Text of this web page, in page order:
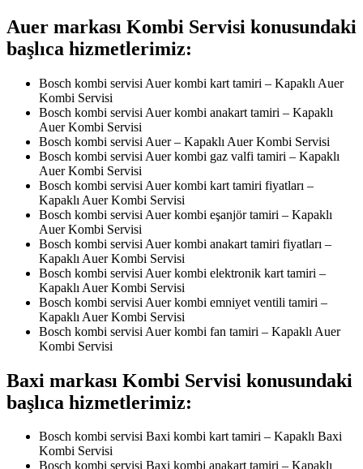
Auer markası Kombi Servisi konusundaki
başlıca hizmetlerimiz:
Bosch kombi servisi Auer kombi kart tamiri – Kapaklı Auer
Kombi Servisi
Bosch kombi servisi Auer kombi anakart tamiri – Kapaklı
Auer Kombi Servisi
Bosch kombi servisi Auer – Kapaklı Auer Kombi Servisi
Bosch kombi servisi Auer kombi gaz valfi tamiri – Kapaklı
Auer Kombi Servisi
Bosch kombi servisi Auer kombi kart tamiri fiyatları –
Kapaklı Auer Kombi Servisi
Bosch kombi servisi Auer kombi eşanjör tamiri – Kapaklı
Auer Kombi Servisi
Bosch kombi servisi Auer kombi anakart tamiri fiyatları –
Kapaklı Auer Kombi Servisi
Bosch kombi servisi Auer kombi elektronik kart tamiri –
Kapaklı Auer Kombi Servisi
Bosch kombi servisi Auer kombi emniyet ventili tamiri –
Kapaklı Auer Kombi Servisi
Bosch kombi servisi Auer kombi fan tamiri – Kapaklı Auer
Kombi Servisi
Baxi markası Kombi Servisi konusundaki
başlıca hizmetlerimiz:
Bosch kombi servisi Baxi kombi kart tamiri – Kapaklı Baxi
Kombi Servisi
Bosch kombi servisi Baxi kombi anakart tamiri – Kapaklı